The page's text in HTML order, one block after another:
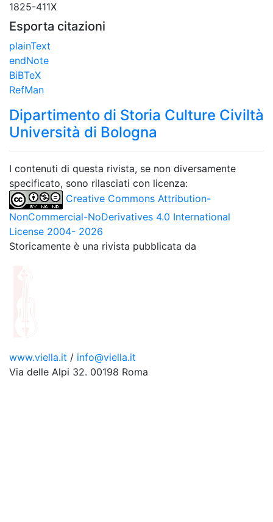
1825-411X
Esporta citazioni
plainText
endNote
BiBTeX
RefMan
Dipartimento di Storia Culture Civiltà
Università di Bologna
I contenuti di questa rivista, se non diversamente
specificato, sono rilasciati con licenza:
Creative Commons Attribution-
NonCommercial-NoDerivatives 4.0 International
License 2004- 2026
Storicamente è una rivista pubblicata da
www.viella.it / info@viella.it
Via delle Alpi 32. 00198 Roma